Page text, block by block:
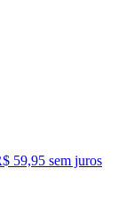
59,95 sem juros